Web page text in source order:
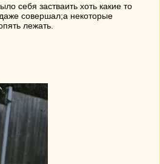
себя застваить хоть какие то
совершал;а некоторые
лежать.